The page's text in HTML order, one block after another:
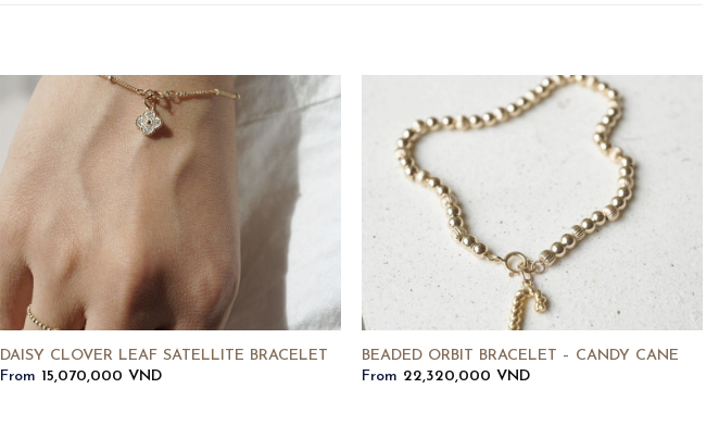
DAISY CLOVER LEAF SATELLITE BRACELET
From 15,070,000 VND
BEADED ORBIT BRACELET – CANDY CANE
From 22,320,000 VND